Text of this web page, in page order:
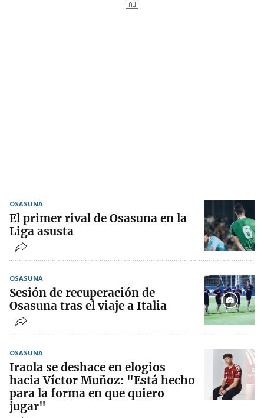
OSASUNA
El primer rival de Osasuna en la
Liga asusta
OSASUNA
Sesión de recuperación de
Osasuna tras el viaje a Italia
OSASUNA
Iraola se deshace en elogios
hacia Víctor Muñoz: "Está hecho
para la forma en que quiero
jugar"